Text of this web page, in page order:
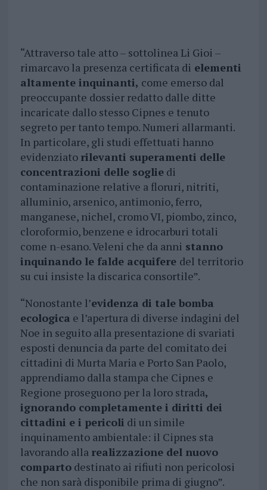
“Attraverso tale atto – sottolinea Li Gioi –
rimarcavo la presenza certificata di elementi
altamente inquinanti, come emerso dal
preoccupante dossier redatto dalle ditte
incaricate dallo stesso Cipnes e tenuto
segreto per tanto tempo. Numeri allarmanti.
In particolare, gli studi effettuati hanno
evidenziato rilevanti superamenti delle
concentrazioni delle sogliedi
contaminazione relative a floruri, nitriti,
alluminio, arsenico, antimonio, ferro,
manganese, nichel, cromo VI, piombo, zinco,
cloroformio, benzene e idrocarburi totali
come n-esano. Veleni che da anni stanno
inquinando le falde acquifere del territorio
su cui insiste la discarica consortile”.
“Nonostante l’evidenza di tale bomba
ecologica e l’apertura di diverse indagini del
Noe in seguito alla presentazione di svariati
esposti denuncia da parte del comitato dei
cittadini di Murta Maria e Porto San Paolo,
apprendiamo dalla stampa che Cipnes e
Regione proseguono per la loro strada,
ignorando completamente i diritti dei
cittadini e i pericoli di un simile
inquinamento ambientale: il Cipnes sta
lavorando alla realizzazione del nuovo
compartodestinato ai rifiuti non pericolosi
che non sarà disponibile prima di giugno”.